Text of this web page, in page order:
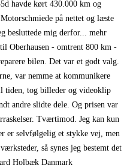
havde kørt 430.000 km og
på nettet og læste
besluttede mig derfor... mehr
Oberhausen - omtrent 800 km -
bilen. Det var et godt valg.
var nemme at kommunikere
tiden, tog billeder og videoklip
andre slidte dele. Og prisen var
Tværtimod. Jeg kan kun
er selvfølgelig et stykke vej, men
så synes jeg bestemt det
Holbæk Danmark